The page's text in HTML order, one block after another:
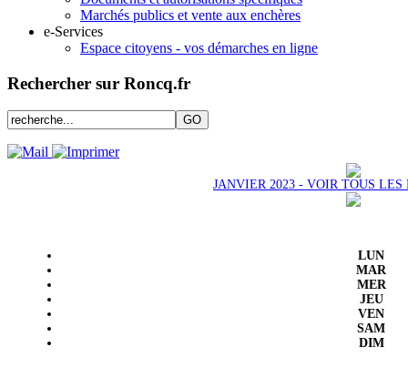
Marchés publics et vente aux enchères
e-Services
Espace citoyens - vos démarches en ligne
Rechercher sur Roncq.fr
JANVIER 2023 - VOIR TOUS LES
LUN
MAR
MER
JEU
VEN
SAM
DIM